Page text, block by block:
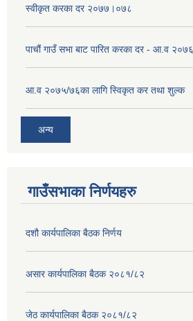
स्वीकृत करका दर २०७७।०७८
पाचौं गाउँ सभा बाट पारित करका दर - आ.व
आ.व २०७५/७६का लागि स्विकृत कर तथा शुल्क
अन्य
गाउँसभाका निर्णयहरु
दशौ कार्यपालिका बैठक निर्णय
असार कार्यपालिका बैठक २०८१/८२
जेठ कार्यपालिका बैठक २०८१/८२